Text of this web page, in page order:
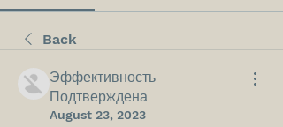
Back
Эффективность
Подтверждена
August 23, 2023